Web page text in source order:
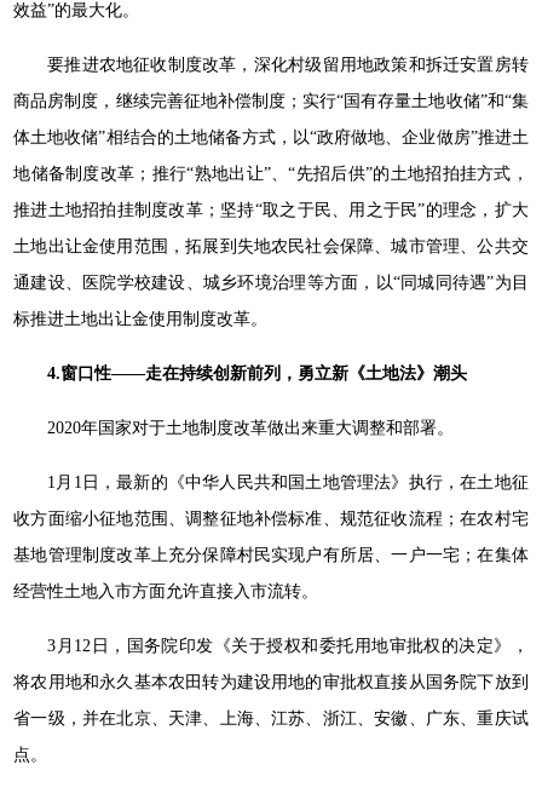
效益”的最大化。
要推进农地征收制度改革，深化村级留用地政策和拆迁安置房转
商品房制度，继续完善征地补偿制度；实行“国有存量土地收储”和“集
体土地收储”相结合的土地储备方式，以“政府做地、企业做房”推进土
地储备制度改革；推行“熟地出让”、“先招后供”的土地招拍挂方式，
推进土地招拍挂制度改革；坚持“取之于民、用之于民”的理念，扩大
土地出让金使用范围，拓展到失地农民社会保障、城市管理、公共交
通建设、医院学校建设、城乡环境治理等方面，以“同城同待遇”为目
标推进土地出让金使用制度改革。
4.窗口性——走在持续创新前列，勇立新《土地法》潮头
2020年国家对于土地制度改革做出来重大调整和部署。
1月1日，最新的《中华人民共和国土地管理法》执行，在土地征
收方面缩小征地范围、调整征地补偿标准、规范征收流程；在农村宅
基地管理制度改革上充分保障村民实现户有所居、一户一宅；在集体
经营性土地入市方面允许直接入市流转。
3月12日，国务院印发《关于授权和委托用地审批权的决定》，
将农用地和永久基本农田转为建设用地的审批权直接从国务院下放到
省一级，并在北京、天津、上海、江苏、浙江、安徽、广东、重庆试
点。